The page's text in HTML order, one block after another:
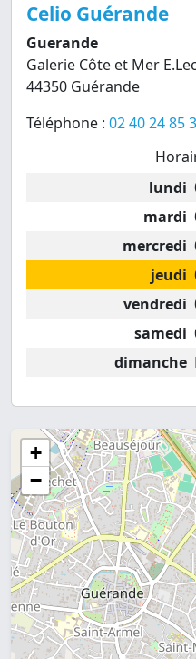
Celio Guérande
Guerande
Galerie Côte et Mer
44350 Guérande
Téléphone : 02 40 24 85
lundi
mardi
mercredi
jeudi
vendredi
samedi
dimanche
+
−